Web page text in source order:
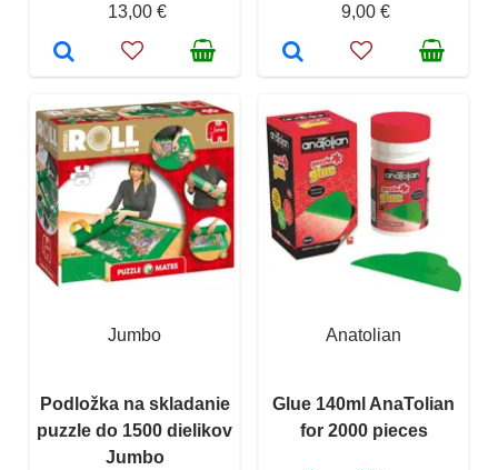
13,00 €
9,00 €
Jumbo
Podložka na skladanie
puzzle do 1500 dielikov
Jumbo
Anatolian
Glue 140ml AnaTolian
for 2000 pieces